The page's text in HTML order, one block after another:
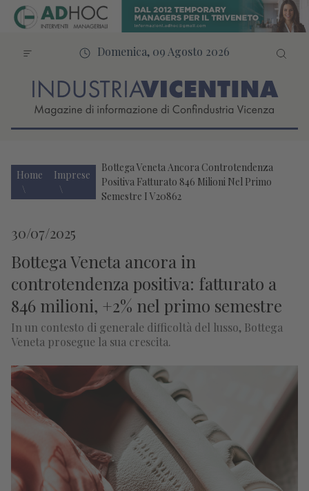
Domenica, 09 Agosto 2026
Home Imprese
Bottega Veneta Ancora Controtendenza
Positiva Fatturato 846 Milioni Nel Primo
Semestre I V20862
30/07/2025
Bottega Veneta ancora in
controtendenza positiva: fatturato a
846 milioni, +2% nel primo semestre
In un contesto di generale difficoltà del lusso, Bottega
Veneta prosegue la sua crescita.